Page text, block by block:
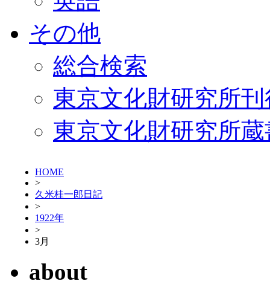
その他
総合検索
東京文化財研究所
東京文化財研究所
HOME
>
久米桂一郎日記
>
1922年
>
3月
about